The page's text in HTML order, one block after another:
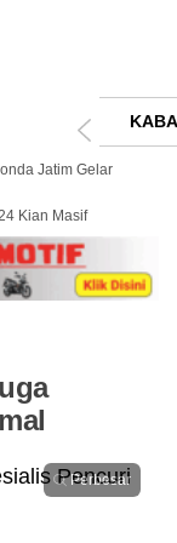
Jatim Gelar
Kian Masif
Perbesar